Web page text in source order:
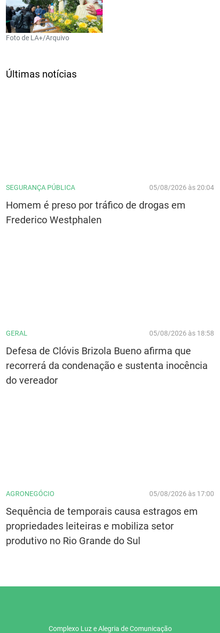
Foto de LA+/Arquivo
Últimas notícias
SEGURANÇA PÚBLICA 05/08/2026 às 20:04
Homem é preso por tráfico de drogas em
Frederico Westphalen
GERAL 05/08/2026 às 18:58
Defesa de Clóvis Brizola Bueno afirma que
recorrerá da condenação e sustenta inocência
do vereador
AGRONEGÓCIO 05/08/2026 às 17:00
Sequência de temporais causa estragos em
propriedades leiteiras e mobiliza setor
produtivo no Rio Grande do Sul
Complexo Luz e Alegria de Comunicação